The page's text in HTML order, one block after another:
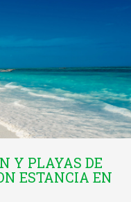
Y PLAYAS DE
ESTANCIA EN